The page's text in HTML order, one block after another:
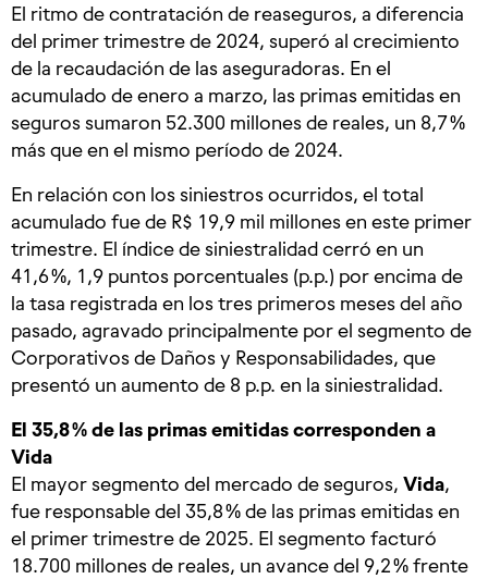
El ritmo de contratación de reaseguros, a diferencia
del primer trimestre de 2024, superó al crecimiento
de la recaudación de las aseguradoras. En el
acumulado de enero a marzo, las primas emitidas en
seguros sumaron 52.300 millones de reales, un 8,7 %
más que en el mismo período de 2024.
En relación con los siniestros ocurridos, el total
acumulado fue de R$ 19,9 mil millones en este primer
trimestre. El índice de siniestralidad cerró en un
41,6 %, 1,9 puntos porcentuales (p.p.) por encima de
la tasa registrada en los tres primeros meses del año
pasado, agravado principalmente por el segmento de
Corporativos de Daños y Responsabilidades, que
presentó un aumento de 8 p.p. en la siniestralidad.
El 35,8 % de las primas emitidas corresponden a
Vida
El mayor segmento del mercado de seguros, Vida,
fue responsable del 35,8 % de las primas emitidas en
el primer trimestre de 2025. El segmento facturó
18.700 millones de reales, un avance del 9,2 % frente